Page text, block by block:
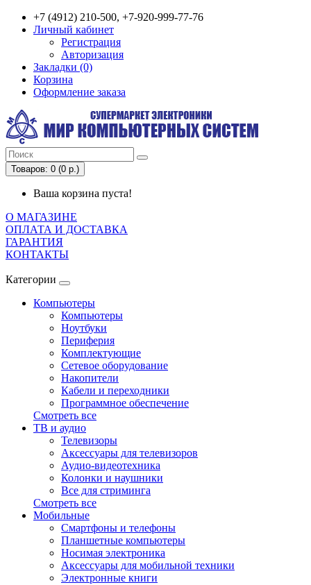
+7 (4912) 210-500, +7-920-999-77-76
Личный кабинет
Регистрация
Авторизация
Закладки (0)
Корзина
Оформление заказа
Товаров: 0 (0 р.)
Ваша корзина пуста!
О МАГАЗИНЕ
ОПЛАТА И ДОСТАВКА
ГАРАНТИЯ
КОНТАКТЫ
Категории
Компьютеры
Компьютеры
Ноутбуки
Периферия
Комплектующие
Сетевое оборудование
Накопители
Кабели и переходники
Программное обеспечение
Смотреть все
ТВ и аудио
Телевизоры
Аксессуары для телевизоров
Аудио-видеотехника
Колонки и наушники
Все для стриминга
Смотреть все
Мобильные
Смартфоны и телефоны
Планшетные компьютеры
Носимая электроника
Аксессуары для мобильной техники
Электронные книги